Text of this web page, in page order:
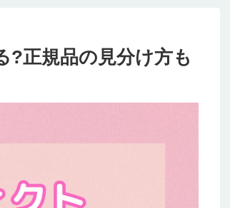
正規品の見分け方も